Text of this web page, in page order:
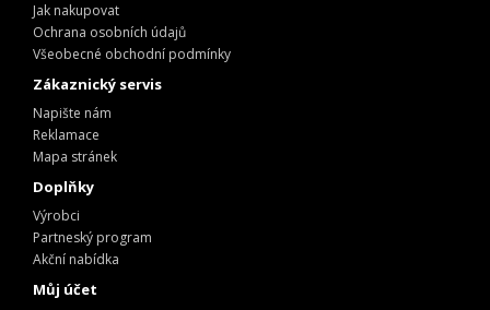
Jak nakupovat
Ochrana osobních údajů
Všeobecné obchodní podmínky
Zákaznický servis
Napište nám
Reklamace
Mapa stránek
Doplňky
Výrobci
Partneský program
Akční nabídka
Můj účet